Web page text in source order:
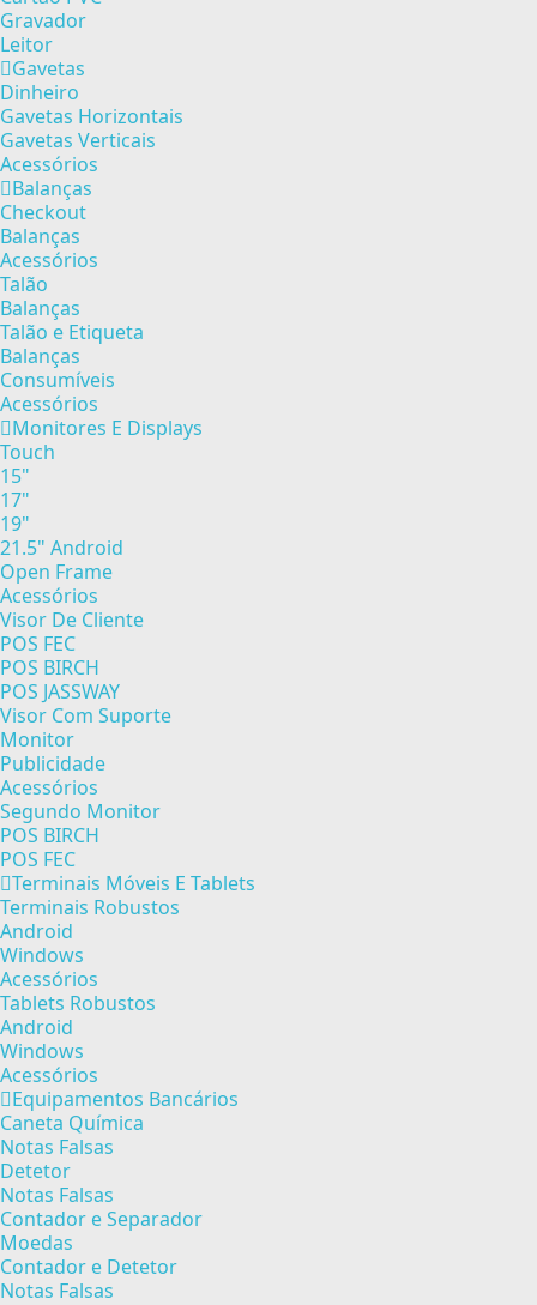
Gravador
Leitor
Gavetas
Dinheiro
Gavetas Horizontais
Gavetas Verticais
Acessórios
Balanças
Checkout
Balanças
Acessórios
Talão
Balanças
Talão e Etiqueta
Balanças
Consumíveis
Acessórios
Monitores E Displays
Touch
15"
17"
19"
21.5" Android
Open Frame
Acessórios
Visor De Cliente
POS FEC
POS BIRCH
POS JASSWAY
Visor Com Suporte
Monitor
Publicidade
Acessórios
Segundo Monitor
POS BIRCH
POS FEC
Terminais Móveis E Tablets
Terminais Robustos
Android
Windows
Acessórios
Tablets Robustos
Android
Windows
Acessórios
Equipamentos Bancários
Caneta Química
Notas Falsas
Detetor
Notas Falsas
Contador e Separador
Moedas
Contador e Detetor
Notas Falsas